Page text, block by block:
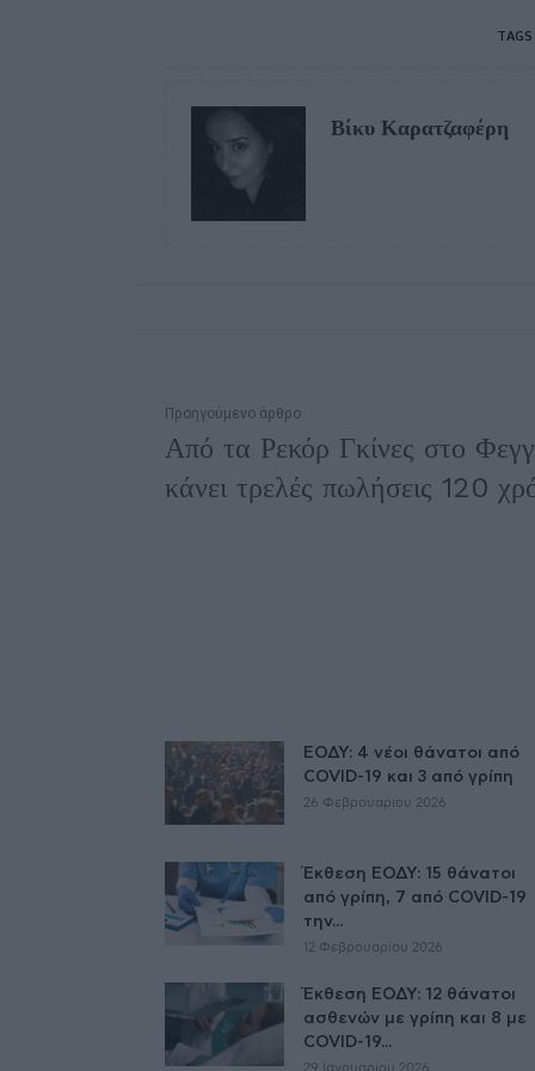
TAGS
Βίκυ Καρατζαφέρη
Προηγούμενο άρθρο
Από τα Ρεκόρ Γκίνες στο
κάνει τρελές πωλήσεις 120
ΕΟΔΥ: 4 νέοι θάνατοι από
COVID-19 και 3 από γρίπη
26 Φεβρουαρίου 2026
Έκθεση ΕΟΔΥ: 15 θάνατοι
από γρίπη, 7 από COVID-19
την...
12 Φεβρουαρίου 2026
Έκθεση ΕΟΔΥ: 12 θάνατοι
ασθενών με γρίπη και 8 με
COVID-19...
29 Ιανουαρίου 2026